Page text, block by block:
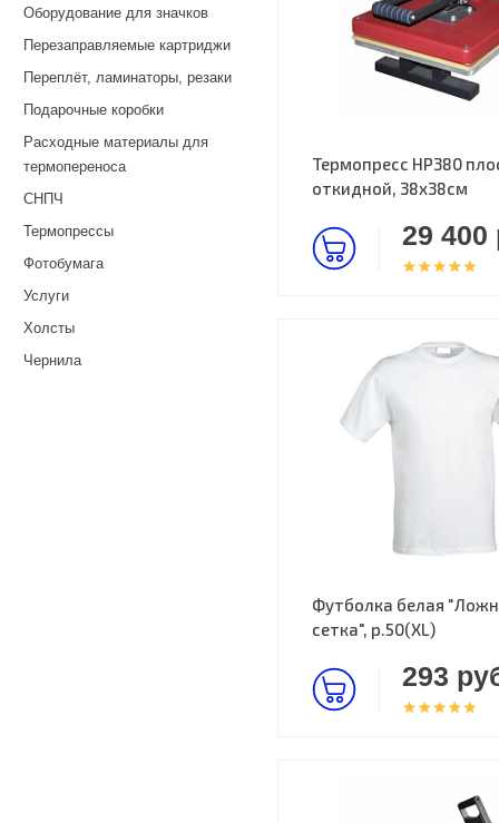
Оборудование для значков
Перезаправляемые картриджи
Переплёт, ламинаторы, резаки
Подарочные коробки
Расходные материалы для
термопереноса
СНПЧ
Термопрессы
Фотобумага
Услуги
Холсты
Чернила
Термопресс HP380
откидной, 38х38см
29 400
Футболка белая
сетка", р.50(XL)
293